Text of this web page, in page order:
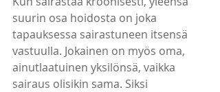
suurin osa hoidosta on joka
tapauksessa sairastuneen itsensä
vastuulla. Jokainen on myös oma,
ainutlaatuinen yksilönsä, vaikka
sairaus olisikin sama. Siksi